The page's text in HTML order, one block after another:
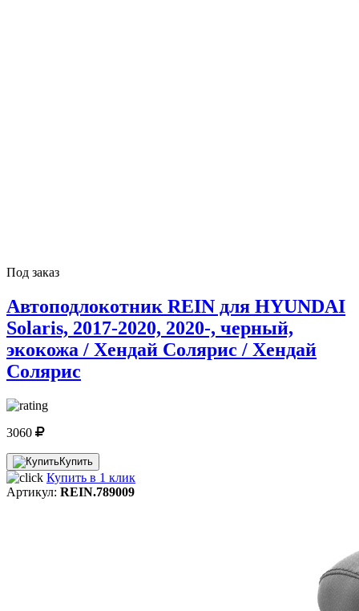
Под заказ
Автоподлокотник REIN для HYUNDAI
Solaris, 2017-2020, 2020-, черный,
экокожа / Хендай Солярис / Хендай
Солярис
3060
Купить
Купить в 1 клик
Артикул: REIN.789009